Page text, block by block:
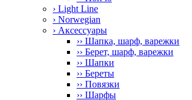
› Light Line
› Norwegian
› Аксессуары
›› Шапка, шарф, варежки
›› Берет, шарф, варежки
›› Шапки
›› Береты
›› Повязки
›› Шарфы